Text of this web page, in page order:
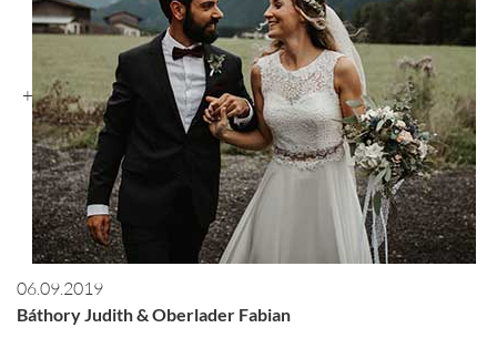
+
06.09.2019
Báthory Judith & Oberlader Fabian